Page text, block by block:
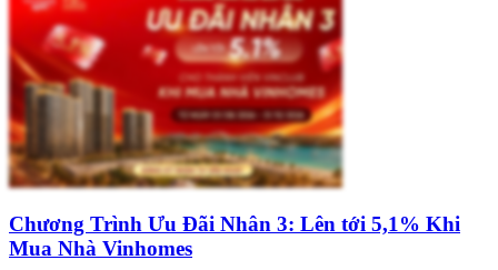
Chương Trình Ưu Đãi Nhân 3: Lên tới 5,1% Khi
Mua Nhà Vinhomes